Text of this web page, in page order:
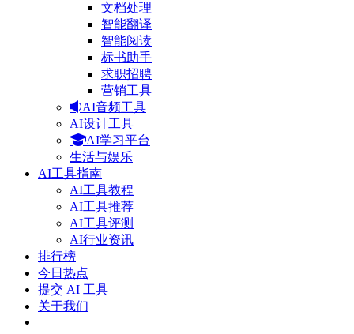
文档处理
智能翻译
智能阅读
标书助手
求职招聘
营销工具
AI音频工具
AI设计工具
AI学习平台
生活与娱乐
AI工具指南
AI工具教程
AI工具推荐
AI工具评测
AI行业资讯
排行榜
今日热点
提交 AI 工具
关于我们